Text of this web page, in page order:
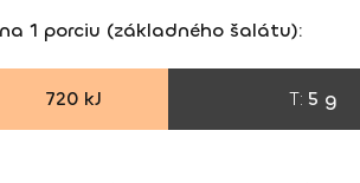
1 porciu (základného šalátu):
720 kJ T: 5 g